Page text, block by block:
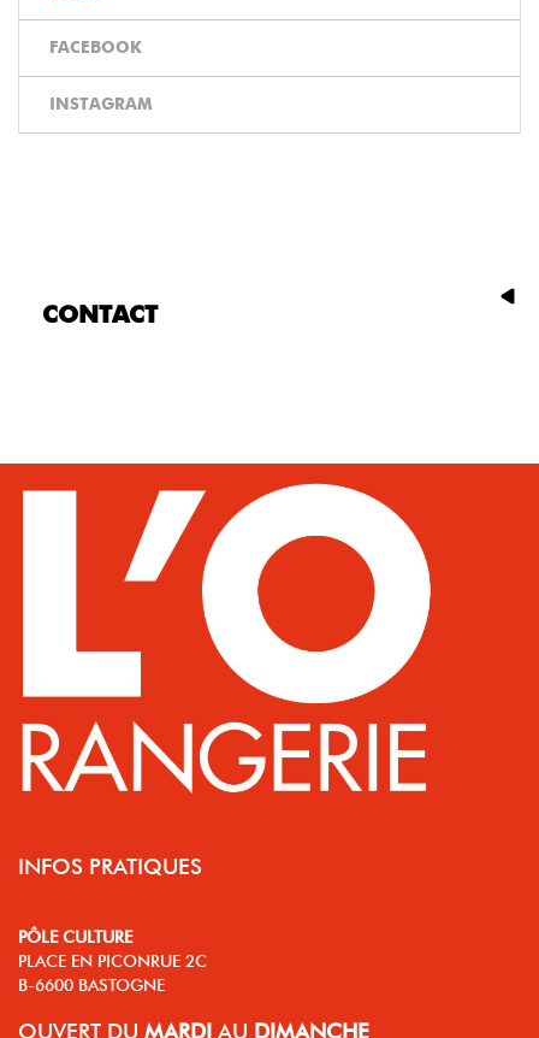
FACEBOOK
INSTAGRAM
CONTACT
INFOS PRATIQUES
PÔLE CULTURE
PLACE EN PICONRUE 2C
B-6600 BASTOGNE
OUVERT DU MARDI AU DIMANCHE